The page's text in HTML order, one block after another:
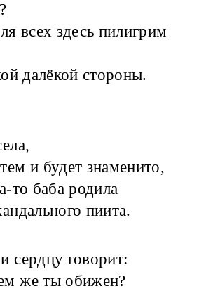
всех здесь пилигрим
далёкой стороны.
и будет знаменито,
то баба родила
пиита.
сердцу говорит:
же ты обижен?